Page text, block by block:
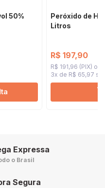
50%
Peróxido de
Litros
R$ 197,90
R$ 191,96 (PIX)
3x de R$ 65,97
Expressa
o Brasil
Segura